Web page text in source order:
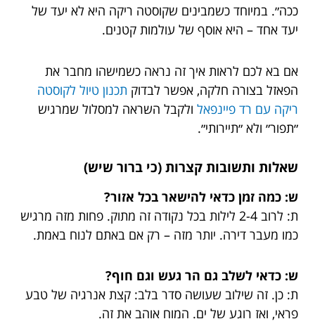
ככה״. במיוחד כשמבינים שקוסטה ריקה היא לא יעד של
יעד אחד – היא אוסף של עולמות קטנים.
אם בא לכם לראות איך זה נראה כשמישהו מחבר את
הפאזל בצורה חלקה, אפשר לבדוק תכנון טיול לקוסטה
ריקה עם רד פיינפאל ולקבל השראה למסלול שמרגיש
״תפור״ ולא ״תיירותי״.
שאלות ותשובות קצרות (כי ברור שיש)
ש: כמה זמן כדאי להישאר בכל אזור?
ת: לרוב 2-4 לילות בכל נקודה זה מתוק. פחות מזה מרגיש
כמו מעבר דירה. יותר מזה – רק אם באתם לנוח באמת.
ש: כדאי לשלב גם הר געש וגם חוף?
ת: כן. זה שילוב שעושה סדר בלב: קצת אנרגיה של טבע
פראי, ואז רוגע של ים. המוח אוהב את זה.